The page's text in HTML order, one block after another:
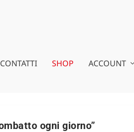
CONTATTI SHOP ACCOUNT
ogni giorno”